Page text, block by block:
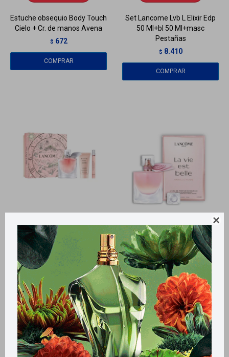

Estuche obsequio Body Touch
Cielo + Cr. de manos Avena
$ 672
Set Lancome Lvb L Elixir Edp
50 Ml+bl 50 Ml+masc
Pestañas
$ 8.410
LlegaMAÑANA
Llega
Set Lancome La Vie Est Belle
Edp 50 + 10 Ml + Body Lotion
$ 7.125
LlegaMAÑANA
LlegaMAÑANA
Lancome Perfume Mujer La
Vie Est Belle Vanille Nude Edp
100ml
$ 9.255